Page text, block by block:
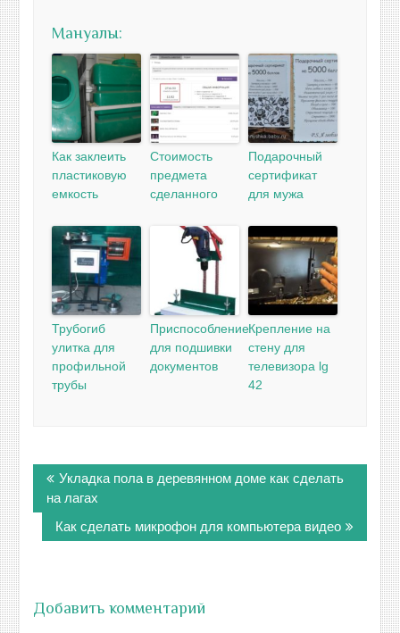
Мануалы:
Как заклеить
пластиковую
емкость
Стоимость
предмета
сделанного
Подарочный
сертификат
для мужа
Трубогиб
улитка для
профильной
трубы
Приспособление
для подшивки
документов
Крепление на
стену для
телевизора lg
42
Навигация
по
записям
Укладка пола в деревянном доме как сделать
на лагах
Как сделать микрофон для компьютера видео
Добавить комментарий